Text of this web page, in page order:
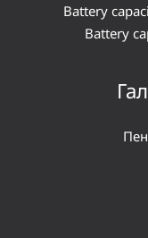
Battery
Battery